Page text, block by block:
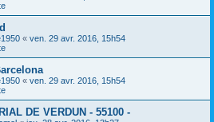
« ven. 29 avr. 2016, 15h54
« ven. 29 avr. 2016, 15h54
DE VERDUN - 55100 -